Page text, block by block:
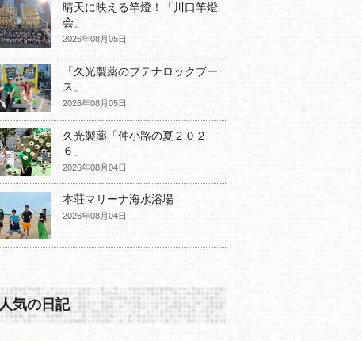
晴天に映える竿燈！「川口竿燈
会」
2026年08月05日
「久光製薬のブテナロックブー
ス」
2026年08月05日
久光製薬「仲小路の夏２０２
６」
2026年08月04日
本荘マリーナ海水浴場
2026年08月04日
人気の日記